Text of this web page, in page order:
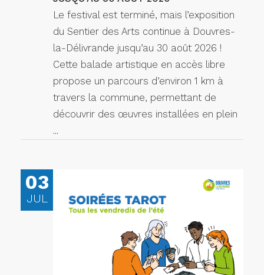
Le festival est terminé, mais l’exposition
du Sentier des Arts continue à Douvres-
la-Délivrande jusqu’au 30 août 2026 !
Cette balade artistique en accès libre
propose un parcours d’environ 1 km à
travers la commune, permettant de
découvrir des œuvres installées en plein
...
03
JUL